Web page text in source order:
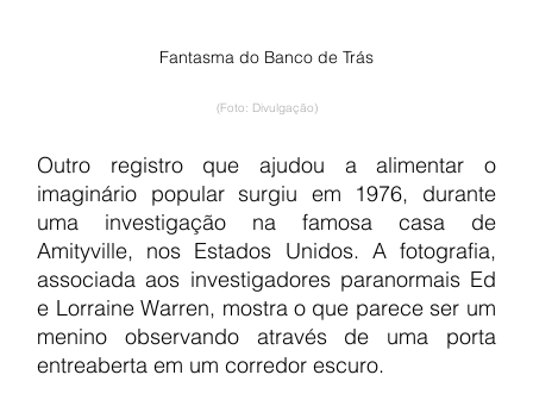
Fantasma do Banco de Trás
(Foto: Divulgação)
Outro registro que ajudou a alimentar o
imaginário popular surgiu em 1976, durante
uma investigação na famosa casa de
Amityville, nos Estados Unidos. A fotografia,
associada aos investigadores paranormais Ed
e Lorraine Warren, mostra o que parece ser um
menino observando através de uma porta
entreaberta em um corredor escuro.